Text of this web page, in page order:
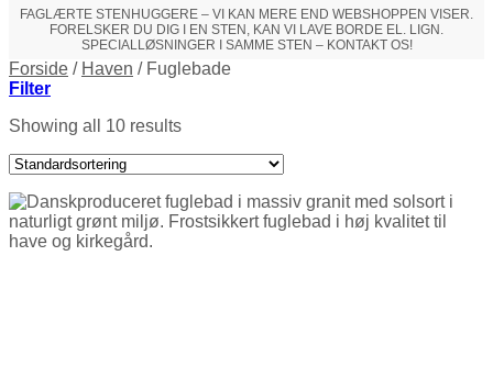
FAGLÆRTE STENHUGGERE – VI KAN MERE END WEBSHOPPEN VISER.
FORELSKER DU DIG I EN STEN, KAN VI LAVE BORDE EL. LIGN.
SPECIALLØSNINGER I SAMME STEN – KONTAKT OS!
Forside / Haven /Fuglebade
Filter
Showing all 10 results